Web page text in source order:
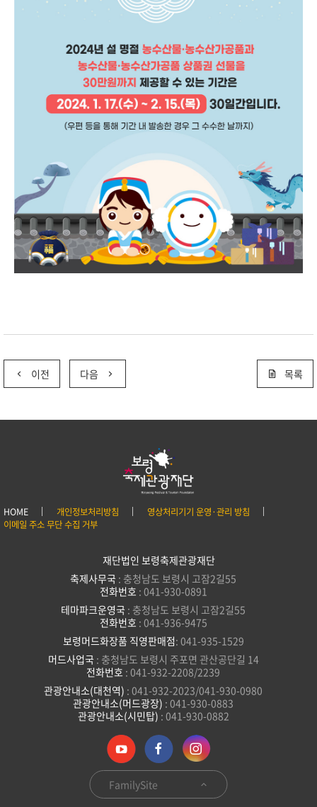
이전 다음 목록
HOME 개인정보처리방침
영상처리기기 운영·관리 방침
이메일 주소 무단 수집 거부
재단법인 보령축제관광재단
축제사무국 : 충청남도 보령시 고잠2길55
전화번호 : 041-930-0891
테마파크운영국 : 충청남도 보령시 고잠2길55
전화번호 : 041-936-9475
보령머드화장품 직영판매점: 041-935-1529
머드사업국 : 충청남도 보령시 주포면 관산공단길 14
전화번호 : 041-932-2208/2239
관광안내소(대천역) : 041-932-2023/041-930-0980
관광안내소(머드광장) : 041-930-0883
관광안내소(시민탑) : 041-930-0882
FamilySite